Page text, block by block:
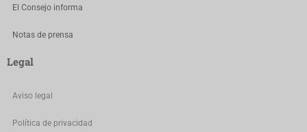
El Consejo informa
Notas de prensa
Legal
Aviso legal
Política de privacidad